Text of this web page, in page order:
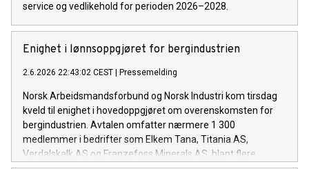
service og vedlikehold for perioden 2026–2028.
Enighet i lønnsoppgjøret for bergindustrien
2.6.2026 22:43:02 CEST Pressemelding
Norsk Arbeidsmandsforbund og Norsk Industri kom tirsdag
kveld til enighet i hovedoppgjøret om overenskomsten for
bergindustrien. Avtalen omfatter nærmere 1 300
medlemmer i bedrifter som Elkem Tana, Titania AS,
Verdalskalk AS og Franzefoss Minerals AS, blant flere.